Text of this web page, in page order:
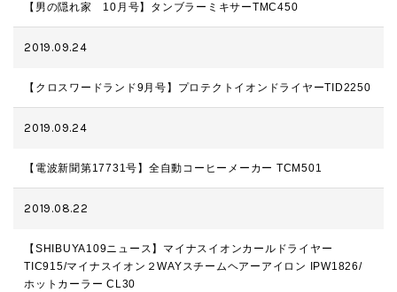
【男の隠れ家 10月号】タンブラーミキサーTMC450
2019.09.24
【クロスワードランド9月号】プロテクトイオンドライヤーTID2250
2019.09.24
【電波新聞第17731号】全自動コーヒーメーカー TCM501
2019.08.22
【SHIBUYA109ニュース】マイナスイオンカールドライヤー
TIC915/マイナスイオン２WAYスチームヘアーアイロン IPW1826/
ホットカーラー CL30